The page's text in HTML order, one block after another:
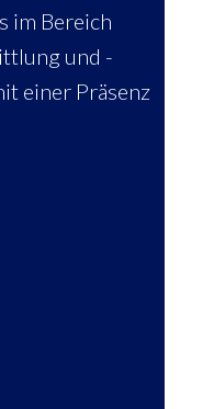
im Bereich
und -
einer Präsenz